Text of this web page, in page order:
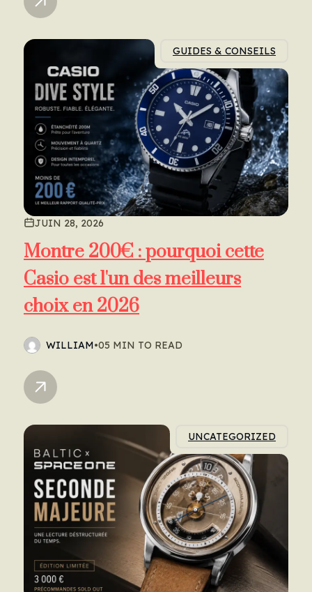
GUIDES & CONSEILS
JUIN 28, 2026
Montre 200€ : pourquoi cette
Casio est l'un des meilleurs
choix en 2026
WILLIAM•05 MIN TO READ
UNCATEGORIZED